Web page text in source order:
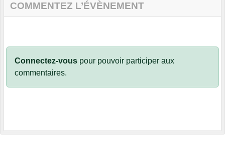
COMMENTEZ L’ÉVÈNEMENT
Connectez-vous pour pouvoir participer aux
commentaires.